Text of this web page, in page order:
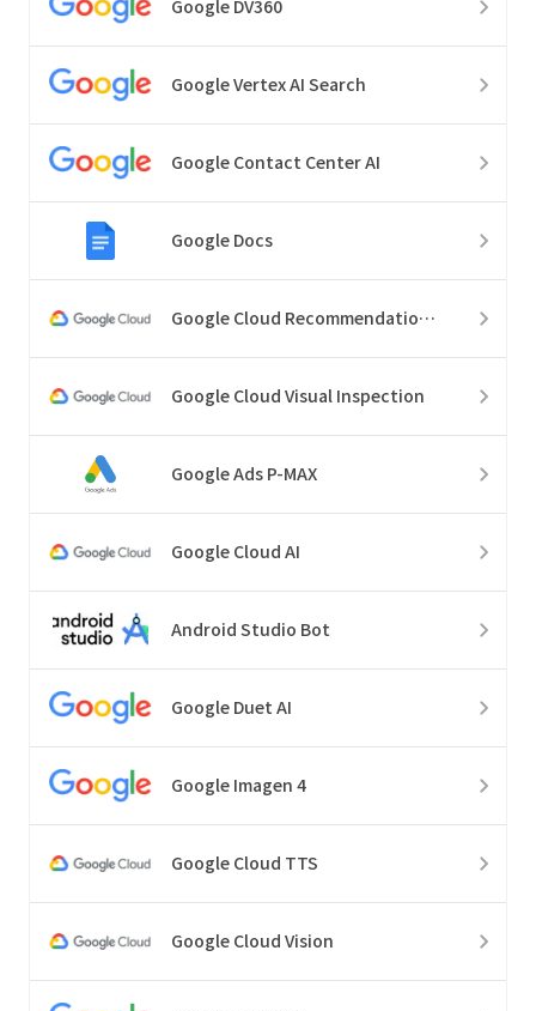
Google DV360
Google Vertex AI Search
Google Contact Center AI
Google Docs
Google Cloud Recommendations
Google Cloud Visual Inspection
Google Ads P-MAX
Google Cloud AI
Android Studio Bot
Google Duet AI
Google Imagen 4
Google Cloud TTS
Google Cloud Vision